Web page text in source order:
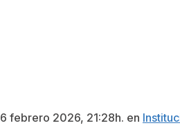
6 febrero 2026, 21:28h. en